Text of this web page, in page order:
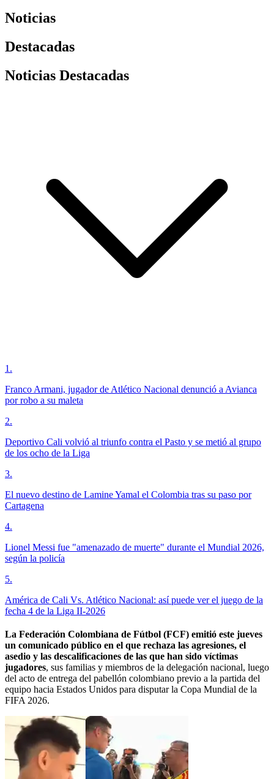
Noticias
Destacadas
Noticias Destacadas
1 .
Franco Armani, jugador de Atlético Nacional denunció a Avianca
por robo a su maleta
2.
Deportivo Cali volvió al triunfo contra el Pasto y se metió al grupo
de los ocho de la Liga
3.
El nuevo destino de Lamine Yamal el Colombia tras su paso por
Cartagena
4.
Lionel Messi fue "amenazado de muerte" durante el Mundial 2026,
según la policía
5.
América de Cali Vs. Atlético Nacional: así puede ver el juego de la
fecha 4 de la Liga II-2026
La Federación Colombiana de Fútbol (FCF) emitió este jueves
un comunicado público en el que rechaza las agresiones, el
asedio y las descalificaciones de las que han sido víctimas
jugadores, sus familias y miembros de la delegación nacional, luego
del acto de entrega del pabellón colombiano previo a la partida del
equipo hacia Estados Unidos para disputar la Copa Mundial de la
FIFA 2026.